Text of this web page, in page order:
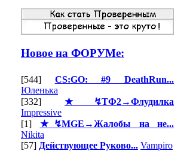
Новое на ФОРУМе:
[544] CS:GO: #9 DeathRun...
Юленька
[332] ★↯ТФ2→Флудилка
Impressive
[1] ★↯MGE→Жалобы на не...
Nikita
[57] Действующее Руково... Vampiro